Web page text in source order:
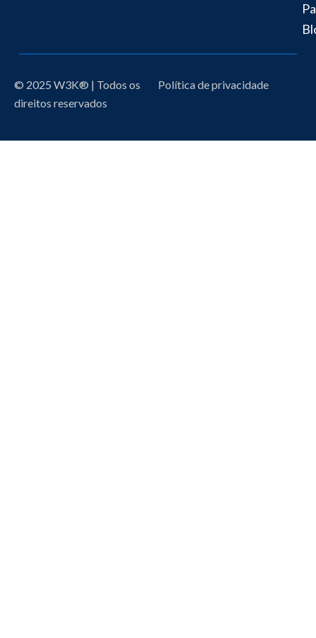
© 2025 W3K® | Todos os
direitos reservados
Política de privacidade